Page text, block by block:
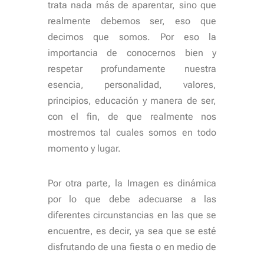
trata nada más de aparentar, sino que
realmente debemos ser, eso que
decimos que somos. Por eso la
importancia de conocernos bien y
respetar profundamente nuestra
esencia, personalidad, valores,
principios, educación y manera de ser,
con el fin, de que realmente nos
mostremos tal cuales somos en todo
momento y lugar.
Por otra parte, la Imagen es dinámica
por lo que debe adecuarse a las
diferentes circunstancias en las que se
encuentre, es decir, ya sea que se esté
disfrutando de una fiesta o en medio de